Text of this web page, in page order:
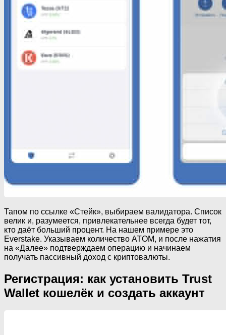
Тапом по ссылке «Стейк», выбираем валидатора. Список
велик и, разумеется, привлекательнее всегда будет тот,
кто даёт больший процент. На нашем примере это
Everstake. Указываем количество ATOM, и после нажатия
на «Далее» подтверждаем операцию и начинаем
получать пассивный доход с криптовалюты.
Регистрация: как установить Trust
Wallet кошелёк и создать аккаунт